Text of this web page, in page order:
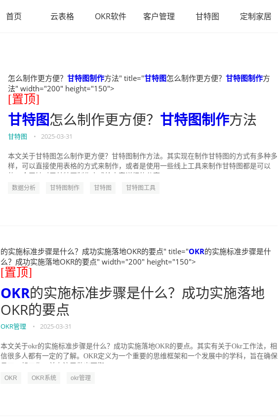
首页 云表格 OKR软件 客户管理 甘特图 定制家居
怎么制作更方便？ 甘特图制作方法" title="甘特图怎么制作更方便？ 甘特图制作方
法" width="200" height="150">
[置顶]
甘特图怎么制作更方便？ 甘特图制作方法
甘特图 • 2025-03-31
本文关于甘特图怎么制作更方便？甘特图制作方法。其实现在制作甘特图的方式有多种多
样，可以直接使用表格的方式来制作，或者是使用一些线上工具来制作甘特图都是可以
数据分析 甘特图制作 甘特图 甘特图工具
的实施标准步骤是什么？成功实施落地OKR的要点" title="OKR的实施标准步骤是什
么？成功实施落地OKR的要点" width="200" height="150">
[置顶]
OKR的实施标准步骤是什么？成功实施落地
OKR的要点
OKR管理 • 2025-03-31
本文关于okr的实施标准步骤是什么？成功实施落地OKR的要点。其实有关于Okr工作法，相
信很多人都有一定的了解。OKR定义为一个重要的思维框架和一个发展中的学科，旨在确保
OKR OKR系统 okr管理